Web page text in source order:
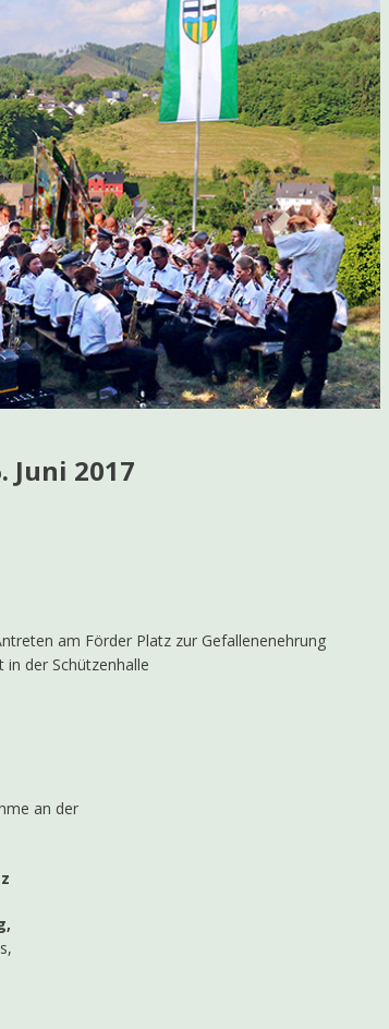
Ü 60 geht in die Melbecke
KOLPING
freut sich über steigende Mitgliederzahlen
AKTUELLES
für den Veischede Park
AKTUELLES
Nachhaltiges Projekt im Veischede Park
kfd Grevenbrück
AKTUELLES
Schlachtfest in der Schützenhalle ARCHIV
Juni 2017
am Förder Platz zur Gefallenenehrung
in der Schützenhalle
an der